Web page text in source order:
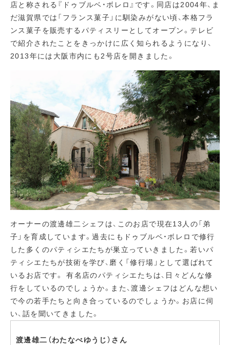
店と称される『ドゥブルベ・ボレロ』です。同店は2004年、ま
だ滋賀県では「フランス菓子」に馴染みがない頃、本格フラ
ンス菓子を販売するパティスリーとしてオープン。テレビ
で紹介されたことをきっかけに広く知られるようになり、
2013年には大阪市内にも2号店を開きました。
オーナーの渡邊雄二シェフは、このお店で現在13人の「弟
子」を育成しています。過去にもドゥブルベ・ボレロで修行
した多くのパティシエたちが巣立っていきました。若いパ
ティシエたちが技術を学び、磨く「修行場」として選ばれて
いるお店です。 有名店のパティシエたちは、日々どんな修
行をしているのでしょうか。また、渡邊シェフはどんな想い
で今の若手たちと向き合っているのでしょうか。お店に伺
い、話を聞いてきました。
渡邊雄二（わたなべゆうじ）さん